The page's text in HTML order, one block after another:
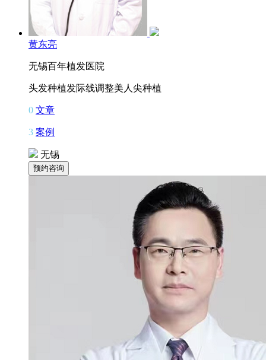
黄东亮
无锡百年植发医院
头发种植发际线调整美人尖种植
0 文章
3 案例
无锡